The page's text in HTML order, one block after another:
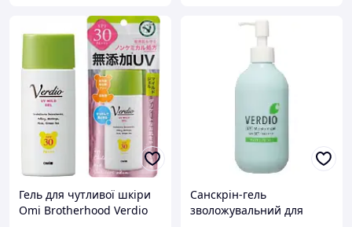
Гель для чутливої шкіри
Omi Brotherhood Verdio
Санскрін-гель
зволожувальний для